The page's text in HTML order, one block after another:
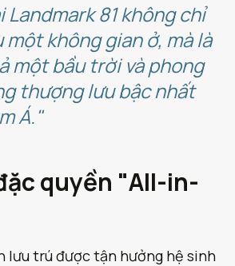
Landmark 81 không chỉ
một không gian ở, mà là
một bầu trời và phong
thượng lưu bậc nhất
Á."
quyền "All-in-
lưu trú được tận hưởng hệ sinh